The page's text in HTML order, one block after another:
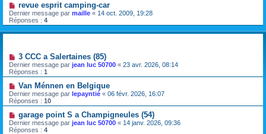
revue esprit camping-car
Dernier message par maille « 14 oct. 2009, 19:28
Réponses : 4
3 CCC a Salertaines (85)
Dernier message par jean luc 50700 « 23 avr. 2026, 08:14
Réponses : 1
Van Ménnen en Belgique
Dernier message par lepayntié « 06 févr. 2026, 16:07
Réponses : 10
garage point S a Champigneules (54)
Dernier message par jean luc 50700 « 14 janv. 2026, 09:36
Réponses : 4